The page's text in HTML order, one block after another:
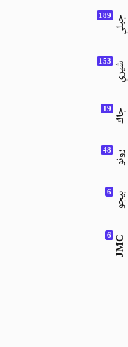
جيلي
شيري
جاك
رونو
بيجو
JMC